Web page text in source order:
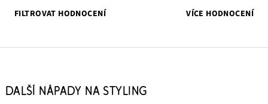
FILTROVAT HODNOCENÍ
VÍCE HODNOCENÍ
DALŠÍ NÁPADY NA STYLING